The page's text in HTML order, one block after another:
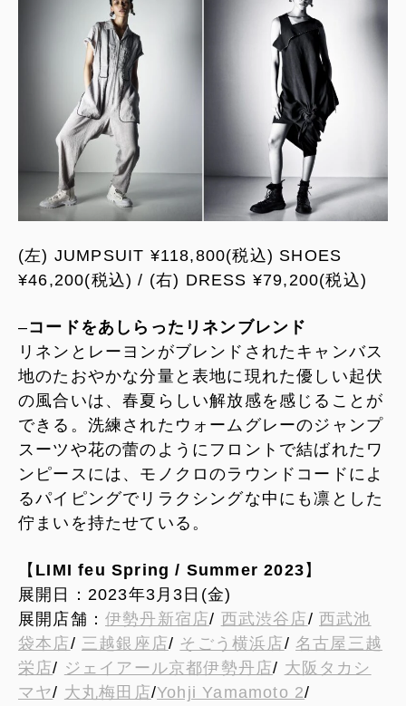
(左) JUMPSUIT ¥118,800(税込) SHOES
¥46,200(税込) / (右) DRESS ¥79,200(税込)
–コードをあしらったリネンブレンド
リネンとレーヨンがブレンドされたキャンバス
地のたおやかな分量と表地に現れた優しい起伏
の風合いは、春夏らしい解放感を感じることが
できる。洗練されたウォームグレーのジャンプ
スーツや花の蕾のようにフロントで結ばれたワ
ンピースには、モノクロのラウンドコードによ
るパイピングでリラクシングな中にも凛とした
佇まいを持たせている。
【 LIMI feu Spring / Summer 2023 】
展開日：2023年3月3日(金)
展開店舗： 伊勢丹新宿店/ 西武渋谷店/西武池
袋本店/ 三越銀座店/ そごう横浜店/ 名古屋三越
栄店/ ジェイアール京都伊勢丹店/ 大阪タカシ
マヤ/ 大丸梅田店/Yohji Yamamoto 2/